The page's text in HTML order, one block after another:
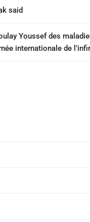
said
Youssef des
internationale de